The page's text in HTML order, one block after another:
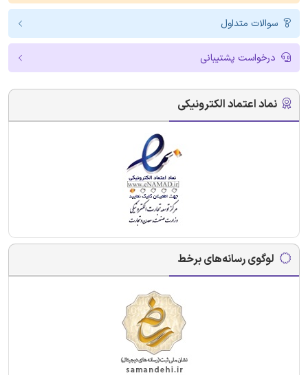
سوالات متداول
درخواست پشتیبانی
نماد اعتماد الکترونیکی
لوگوی رسانه‌های برخط